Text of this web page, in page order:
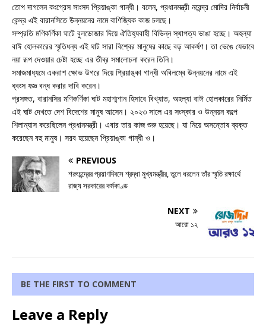
তোপ দাগলেন কংগ্রেস সাংসদ প্রিয়াঙ্কা গান্ধী। বলেন, প্রধানমন্ত্রী নরেন্দ্র মোদির নির্বাচনী
কেন্দ্র এই বারানসিতে উন্নয়নের নামে বাণিজ্যিক কাজ চলছে।
সম্প্রতি মণিকর্ণিকা ঘাটে বুলডোজার দিয়ে ঐতিহ্যবাহী বিভিন্ন স্থাপত্য ভাঙা হচ্ছে। অহল্যা
বাঈ হোলকারের স্মৃতিধন্য এই ঘাট সারা বিশ্বের মানুষের কাছে বড় আকর্ষণ। তা ভেঙে যেভাবে
নয়া রূপ দেওয়ার চেষ্টা হচ্ছে এর তীব্র সমালোচনা করেন তিনি।
সমাজমাধ্যমে একরাশ ক্ষোভ উগরে দিয়ে প্রিয়াঙ্কা গান্ধী অবিলম্বে উন্নয়নের নামে এই
ধ্বংস যজ্ঞ বন্ধ করার দাবি করেন।
প্রসঙ্গত, বারানসির মণিকর্ণিকা ঘাট মহাশ্মশান হিসাবে বিখ্যাত, অহল্যা বাঈ হোলকারের নির্মিত
এই ঘাট দেখতে দেশ বিদেশের মানুষ আসেন। ২০২৩ সালে এর সংস্কার ও উন্নয়ন কল্পে
শিলান্যাস করেছিলেন প্রধানমন্ত্রী। এবার তার কাজ শুরু হয়েছে। যা নিয়ে অসন্তোষ ব্যক্ত
করেছেন বহু মানুষ। সরব হয়েছেন প্রিয়াঙ্কা গান্ধী ও।
PREVIOUS
শরৎচন্দ্রের প্রয়াণদিবসে শ্রদ্ধা মুখ্যমন্ত্রীর, তুলে ধরলেন তাঁর স্মৃতি রক্ষার্থে
রাজ্য সরকারের কর্মকাণ্ড
NEXT
আরো ১২
BE THE FIRST TO COMMENT
Leave a Reply